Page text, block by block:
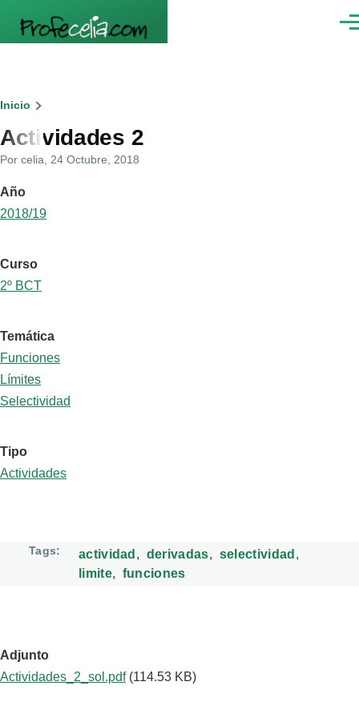
Ruta
de
navegación
Inicio
Actividades 2
Por celia , 24 Octubre, 2018
Año
2018/19
Curso
2º BCT
Temática
Funciones
Límites
Selectividad
Tipo
Actividades
Tags actividad derivadas
selectividad
limite
funciones
Adjunto
Actividades_2_sol.pdf (114.53 KB)